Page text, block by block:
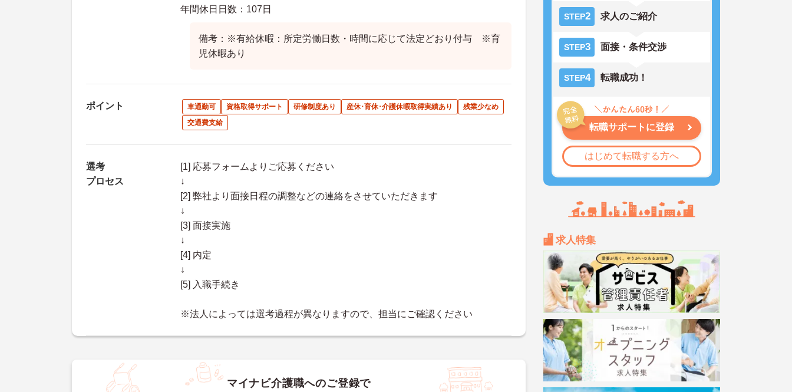
年間休日日数：107日
備考：※有給休暇：所定労働日数・時間に応じて法定どおり付与 ※育
児休暇あり
ポイント 車通勤可 資格取得サポート 研修制度あり 産休･育休･介護休暇取得実績あり
残業少なめ
交通費支給
選考
プロセス
[1] 応募フォームよりご応募ください
↓
[2] 弊社より面接日程の調整などの連絡をさせていただきます
↓
[3] 面接実施
↓
[4] 内定
↓
[5] 入職手続き
※法人によっては選考過程が異なりますので、担当にご確認ください
マイナビ介護職へのご登録で
STEP2 求人のご紹介
STEP3 面接・条件交渉
STEP4 転職成功！
転職サポートに登録
はじめて転職する方へ
求人特集